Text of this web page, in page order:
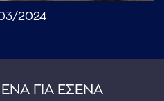
03/2024
ΓΙΑ ΕΣΕΝΑ